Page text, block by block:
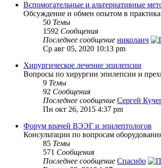
Вспомогательные и альтернативные
Обсуждение и обмен опытом в
50 Темы
1592 Сообщения
Последнее сообщение николаич
Ср авг 05, 2020 10:13 pm
Хирургическое лечение эпилепсии
Вопросы по хирургии эпилепсии и
9 Темы
92 Сообщения
Последнее сообщение Сергей
Пн окт 26, 2015 4:37 pm
Форум врачей ВЭЭГ и эпилептологов
Консультации по вопросам
85 Темы
571 Сообщения
Последнее сообщение Спасибо